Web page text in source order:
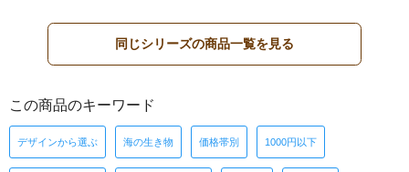
同じシリーズの商品一覧を見る
この商品のキーワード
デザインから選ぶ 海の生き物 価格帯別 1000円以下